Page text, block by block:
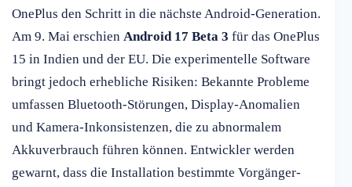
OnePlus den Schritt in die nächste Android-Generation.
Am 9. Mai erschien Android 17 Beta 3 für das OnePlus
15 in Indien und der EU. Die experimentelle Software
bringt jedoch erhebliche Risiken: Bekannte Probleme
umfassen Bluetooth-Störungen, Display-Anomalien
und Kamera-Inkonsistenzen, die zu abnormalem
Akkuverbrauch führen können. Entwickler werden
gewarnt, dass die Installation bestimmte Vorgänger-